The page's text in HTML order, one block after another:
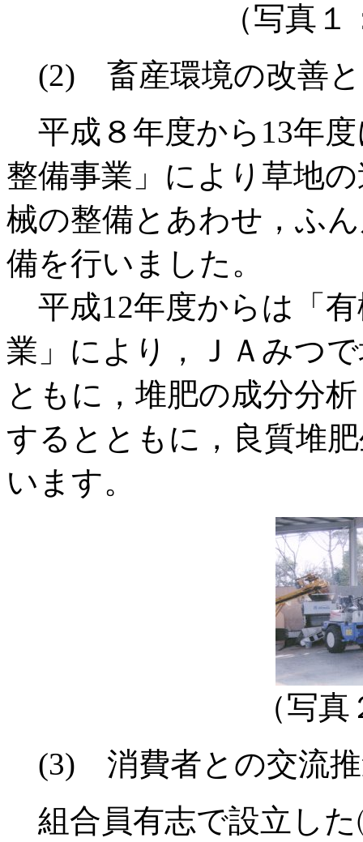
（写真
(2) 畜産環境の改善と
平成８年度から13年
整備事業」により草地
械の整備とあわせ，ふ
備を行いました。
平成12年度からは「
業」により，ＪＡみつ
ともに，堆肥の成分分
するとともに，良質堆
います。
（写
(3) 消費者との交流
組合員有志で設立し